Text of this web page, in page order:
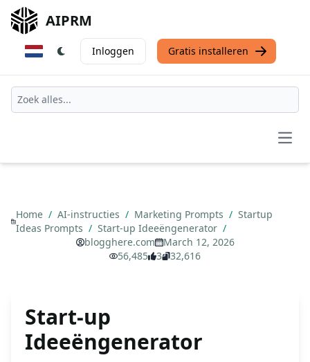
AIPRM
Inloggen Gratis installeren
Home / AI-instructies / Marketing Prompts / Startup
Ideas Prompts / Start-up Ideeëngenerator /
blogghere.com
March 12, 2026
56,485
3 32,616
Start-up
Ideeëngenerator